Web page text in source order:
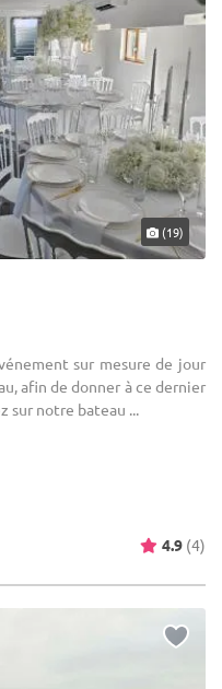
(19)
sur mesure de jour
afin de donner à ce dernier
sur notre bateau ...
4.9 (4)